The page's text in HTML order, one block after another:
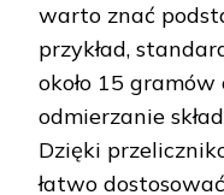
warto znać
przykład,
około 15
odmierzanie
Dzięki
łatwo